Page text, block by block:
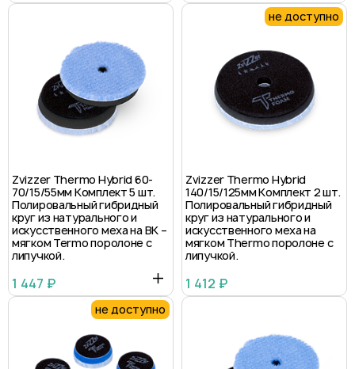
Zvizzer Thermo Hybrid 60-
70/15/55мм Комплект 5 шт.
Полировальный гибридный
круг из натурального и
искусственного меха на BK –
мягком Termo поролоне с
липучкой.
1 447 ₽
не доступно
Zvizzer Thermo Hybrid
140/15/125мм Комплект 2 шт.
Полировальный гибридный
круг из натурального и
искусственного меха на
мягком Thermo поролоне с
липучкой.
1 412 ₽
не доступно